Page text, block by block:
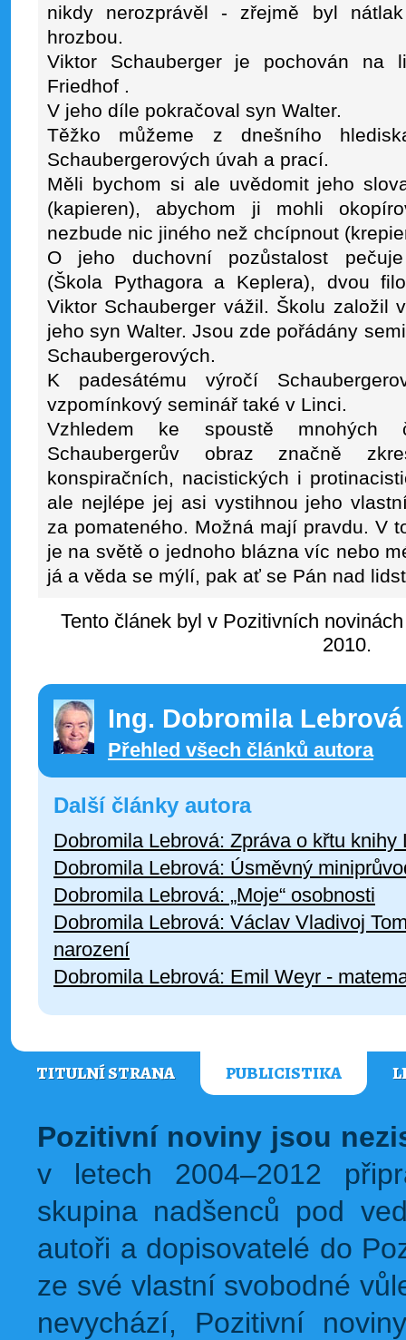
nikdy nerozprávěl - zřejmě byl
hrozbou.
Viktor Schauberger je pochován na
Friedhof .
V jeho díle pokračoval syn Walter.
Těžko můžeme z dnešního
Schaubergerových úvah a prací.
Měli bychom si ale uvědomit jeho
(kapieren), abychom ji mohli
nezbude nic jiného než chcípnout
O jeho duchovní pozůstalost pečuje
(Škola Pythagora a Keplera), dvou
Viktor Schauberger vážil. Školu založil
jeho syn Walter. Jsou zde pořádány
Schaubergerových.
K padesátému výročí
vzpomínkový seminář také v Linci.
Vzhledem ke spoustě
Schaubergerův obraz značně
konspiračních, nacistických i
ale nejlépe jej asi vystihnou jeho
za pomateného. Možná mají pravdu. V
je na světě o jednoho blázna víc nebo
já a věda se mýlí, pak ať se Pán nad
Tento článek byl v Pozitivních
2010.
Ing. Dobromila Lebrová
Přehled všech článků autora
Další články autora
Dobromila Lebrová: Zpráva o křtu knihy
Dobromila Lebrová: Úsměvný
Dobromila Lebrová: „Moje“ osobnosti
Dobromila Lebrová: Václav Vladivoj
narození
Dobromila Lebrová: Emil Weyr -
TITULNÍ STRANA PUBLICISTIKA
Pozitivní noviny jsou
v letech 2004–2012
skupina nadšenců pod
autoři a dopisovatelé do
ze své vlastní svobodné
nevychází, Pozitivní